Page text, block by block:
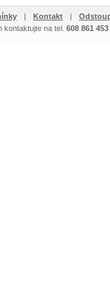
| Kontakt |
na tel. 608 861 453